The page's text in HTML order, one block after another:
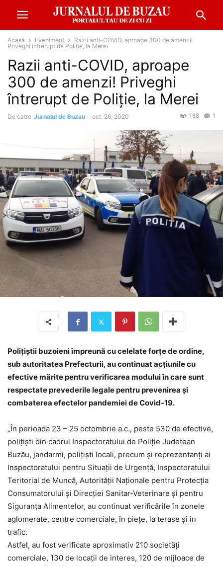
Acasă Eveniment
Razii anti-COVID, aproape 300 de amenzi!
Priveghi întrerupt de Poliție, la Merei
Razii anti-COVID, aproape
300 de amenzi! Priveghi
întrerupt de Poliție, la Merei
De catre Jurnalul de Buzau - oct. 26, 2020 1
188
Poliţiştii buzoieni împreună cu celelate forțe de ordine,
sub autoritatea Prefecturii, au continuat acțiunile cu
efective mărite pentru verificarea modului în care sunt
respectate prevederile legale pentru prevenirea și
combaterea efectelor pandemiei de Covid-19.
„În perioada 23 – 25 octombrie a.c., peste 530 de efective,
polițiști din cadrul Inspectoratului de Poliție Județean
Buzău, jandarmi, polițiști locali, precum și reprezentanți ai
Inspectoratului pentru Situații de Urgență, Inspectoratului
Teritorial de Muncă, Autorității Naționale pentru Protecția
Consumatorului şi Direcției Sanitar-Veterinare şi pentru
Siguranţa Alimentelor, au continuat verificările în zonele
aglomerate, centre comerciale, în piețe, la terase și în
trafic.
Astfel, au fost verificate aproximativ 210 societăți
comerciale, 130 de locaţii de interes, 120 de mijloace de